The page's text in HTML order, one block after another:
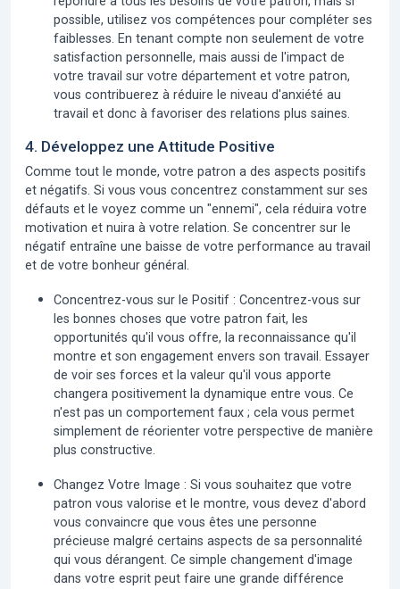
possible, utilisez vos compétences pour compléter ses
faiblesses. En tenant compte non seulement de votre
satisfaction personnelle, mais aussi de l'impact de
votre travail sur votre département et votre patron,
vous contribuerez à réduire le niveau d'anxiété au
travail et donc à favoriser des relations plus saines.
4. Développez une Attitude Positive
Comme tout le monde, votre patron a des aspects positifs
et négatifs. Si vous vous concentrez constamment sur ses
défauts et le voyez comme un "ennemi", cela réduira votre
motivation et nuira à votre relation. Se concentrer sur le
négatif entraîne une baisse de votre performance au travail
et de votre bonheur général.
Concentrez-vous sur le Positif : Concentrez-vous sur
les bonnes choses que votre patron fait, les
opportunités qu'il vous offre, la reconnaissance qu'il
montre et son engagement envers son travail. Essayer
de voir ses forces et la valeur qu'il vous apporte
changera positivement la dynamique entre vous. Ce
n'est pas un comportement faux ; cela vous permet
simplement de réorienter votre perspective de manière
plus constructive.
Changez Votre Image : Si vous souhaitez que votre
patron vous valorise et le montre, vous devez d'abord
vous convaincre que vous êtes une personne
précieuse malgré certains aspects de sa personnalité
qui vous dérangent. Ce simple changement d'image
dans votre esprit peut faire une grande différence